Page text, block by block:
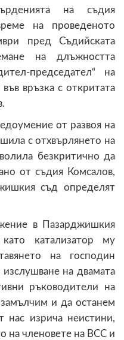
на съдия
на проведеното
пред Съдийската
на длъжността
председател“ на
връзка с откритата
от развоя на
с отхвърлянето на
безкритично да
от съдия Комсалов,
съд определят
в Пазарджишкия
катализатор му
на господин
на двамата
ръководители на
и да останем
нас изрича неистини,
на членовете на ВСС и